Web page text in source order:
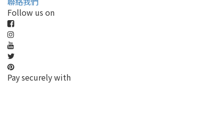
Follow us on
Pay securely with